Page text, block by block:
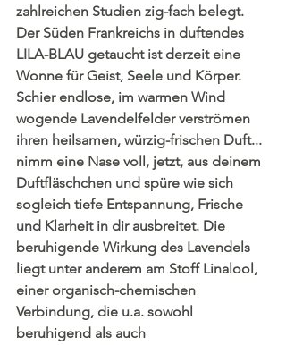
zahlreichen Studien zig-fach belegt.
Der Süden Frankreichs in duftendes
LILA-BLAU getaucht ist derzeit eine
Wonne für Geist, Seele und Körper.
Schier endlose, im warmen Wind
wogende Lavendelfelder verströmen
ihren heilsamen, würzig-frischen Duft...
nimm eine Nase voll, jetzt, aus deinem
Duftfläschchen und spüre wie sich
sogleich tiefe Entspannung, Frische
und Klarheit in dir ausbreitet. Die
beruhigende Wirkung des Lavendels
liegt unter anderem am Stoff Linalool,
einer organisch-chemischen
Verbindung, die u.a. sowohl
beruhigend als auch